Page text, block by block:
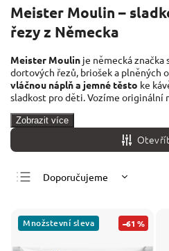
Meister Moulin –
řezy z Německa
Meister Moulin je německá značka
dortových řezů, briošek a plněných
vláčnou náplň a jemné těsto ke
sladkost pro děti. Vozíme originální
Zobrazit více
Doporučujeme
Nejdražší
Množstevní sleva –61 %